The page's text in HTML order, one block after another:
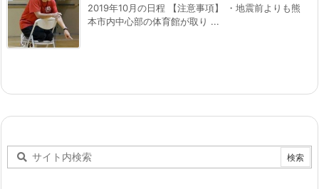
2019年10月の日程 【注意事項】 ・地震前よりも熊
本市内中心部の体育館が取り ...